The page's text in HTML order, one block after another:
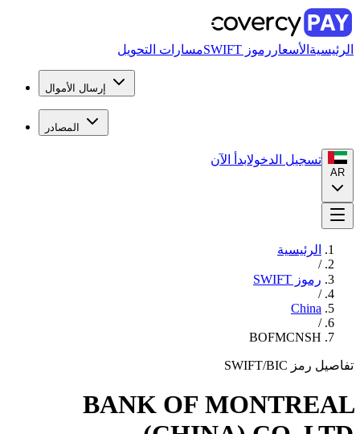
الرئيسية الأسعار رموز SWIFT مسارات التحويل
إرسال الأموال
المصادر
AR
تسجيل الدخولابدأ الآن
الرئيسية
/
رموز SWIFT
/
China
/
BOFMCNSH
تفاصيل رمز SWIFT/BIC
BANK OF MONTREAL